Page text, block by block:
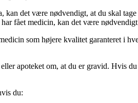
det være nødvendigt, at du skal
fået medicin, kan det være
som højere kvalitet garanteret i
apoteket om, at du er gravid. Hvis
du: